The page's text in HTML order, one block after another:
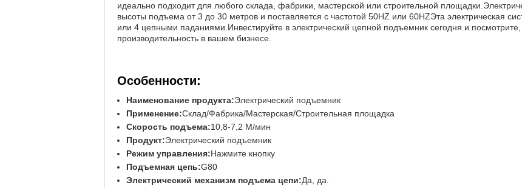
идеально подходит для любого склада, фабрики, мастерской или строительной
высоты подъема от 3 до 30 метров и поставляется с частотой 50HZ или 60HZЭта электрическая
или 4 цепными паданиями.Инвестируйте в электрический цепной подъемник сегодня и
производительность в вашем бизнесе.
Особенности:
Наименование продукта:Электрический подъемник
Применение:Склад/Фабрика/Мастерская/Строительная площадка
Скорость подъема:10,8-7,2 М/мин
Продукт:Электрический подъемник
Режим управления:Нажмите кнопку
Подъемная цепь:G80
Электрический механизм подъема цепи:Да, да.